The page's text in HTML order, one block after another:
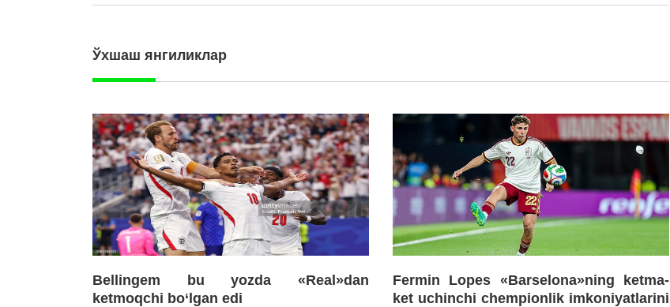
Ўхшаш янгиликлар
Bellingem bu yozda «Real»dan
ketmoqchi bo‘lgan edi
Fermin Lopes «Barselona»ning ketma-
ket uchinchi chempionlik imkoniyatlarini